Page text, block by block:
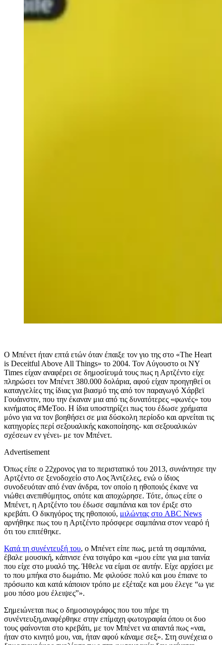
Ο Μπένετ ήταν επτά ετών όταν έπαιξε τον γιο της στο «The Heart
is Deceitful Above All Things» το 2004. Τον Αύγουστο οι NY
Times είχαν αναφέρει σε δημοσίευμά τους πως η Αρτζέντο είχε
πληρώσει τον Μπένετ 380.000 δολάρια, αφού είχαν προηγηθεί οι
καταγγελίες της ίδιας για βιασμό της από τον παραγωγό Χάρβεϊ
Γουάινστιν, που την έκαναν μια από τις δυνατότερες «φωνές» του
κινήματος #MeToo. Η ίδια υποστηρίζει πως του έδωσε χρήματα
μόνο για να τον βοηθήσει σε μια δύσκολη περίοδο και αρνείται τις
κατηγορίες περί σεξουαλικής κακοποίησης- και σεξουαλικών
σχέσεων εν γένει- με τον Μπένετ.
Advertisement
Όπως είπε ο 22χρονος για το περιστατικό του 2013, συνάντησε την
Αρτζέντο σε ξενοδοχείο στο Λος Άντζελες, ενώ ο ίδιος
συνοδευόταν από έναν άνδρα, τον οποίο η ηθοποιός έκανε να
νιώθει ανεπιθύμητος, οπότε και αποχώρησε. Τότε, όπως είπε ο
Μπένετ, η Αρτζέντο του έδωσε σαμπάνια και τον έριξε στο
κρεβάτι. Ο δικηγόρος της ηθοποιού, μιλώντας στο ABC News
αρνήθηκε πως του η Αρτζέντο πρόσφερε σαμπάνια στον νεαρό ή
ότι του επιτέθηκε.
Κατά τη συνέντευξή του, ο Μπένετ είπε πως, μετά τη σαμπάνια,
έβαλε μουσική, κάπνισε ένα τσιγάρο και «μου είπε για μια ταινία
που είχε στο μυαλό της. Ήθελε να είμαι σε αυτήν. Είχε αρχίσει με
το που μπήκα στο δωμάτιο. Με φιλούσε πολύ και μου έπιανε το
πρόσωπο και κατά κάποιον τρόπο με εξέταζε και μου έλεγε “ω γιε
μου πόσο μου έλειψες”».
Σημειώνεται πως ο δημοσιογράφος που του πήρε τη
συνέντευξη,αναφέρθηκε στην επίμαχη φωτογραφία όπου οι δυο
τους φαίνονται στο κρεβάτι, με τον Μπένετ να απαντά πως «ναι,
ήταν στο κινητό μου, ναι, ήταν αφού κάναμε σεξ». Στη συνέχεια ο